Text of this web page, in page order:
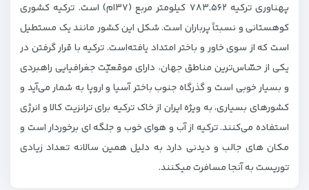
پهناوری ترکیه ۷۸۳٬۵۶۲ کیلومتر مربع (۳۷ام) است. ترکیه کشوری
کوهستانی و نسبتاً پرباران است. شکل این کشور مانند یک مستطیل
است که از سوی خاور و باختر امتداد یافته‌است. ترکیه با قرار گرفتن در
یکی از حسّاس‌ترین مناطق جهان، دارای موقعیّت جغرافیایی راهبردی
و بسیار خوبی است و گذرگاه جنوب باختر آسیا و اروپا به شمار می‌آید و
کشورهای بسیاری، به ویژه ایران از خاک ترکیه برای ترانزیت کالا و انرژی
استفاده می‌کنند. ترکیه از آب و هوای خوب و جلگه ای برخوردار است و
مکان های جالب و دیدنی دارد به دلیل همین سالانه تعداد زیادی
توریست به آنجا مسافرت میکنند.